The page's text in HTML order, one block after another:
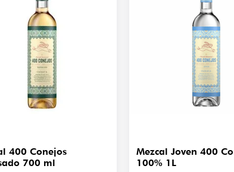
400 Conejos
700 ml
Mezcal Joven 400
100% 1L